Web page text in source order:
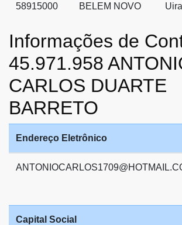
58915000 BELEM NOVO
Informações de
45.971.958
CARLOS DUARTE
BARRETO
Endereço Eletrônico
Capital Social